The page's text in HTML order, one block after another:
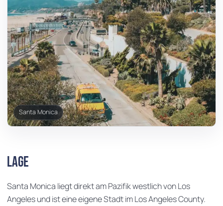
Santa Monica
Lage
Santa Monica liegt direkt am Pazifik westlich von Los
Angeles und ist eine eigene Stadt im Los Angeles County.